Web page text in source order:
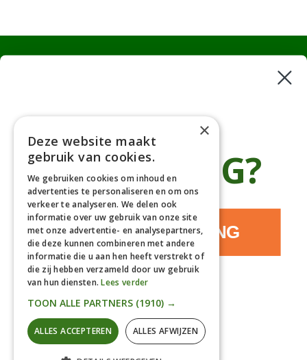
Afhaaladres
Deurningerweg 50, 7623 AH Borne, Nederland
(op afspraak!)
Kantooradres
Bornsedijk 60, 7559 PT Hengelo, Nederland
085-0475588
06-17314481
info@gardline.nl
© 2026 Powered by Gardline™. All Rights Reserved
×
Deze website maakt
gebruik van cookies.
We gebruiken cookies om inhoud en
advertenties te personaliseren en om ons
verkeer te analyseren. We delen ook
informatie over uw gebruik van onze site
met onze advertentie- en analysepartners,
die deze kunnen combineren met andere
informatie die u aan hen heeft verstrekt of
die zij hebben verzameld door uw gebruik
van hun diensten.Lees verder
TOON ALLE PARTNERS (1910) →
ALLES ACCEPTEREN ALLES AFWIJZEN
€5 KORTING?
JA, IK WIL KORTING